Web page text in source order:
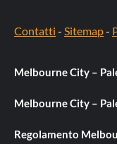
Contatti - Sitemap-
Melbourne City –
Melbourne City –
Regolamento